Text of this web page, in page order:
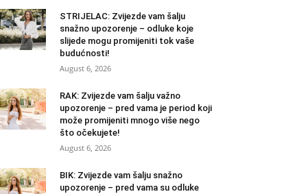
STRIJELAC: Zvijezde vam šalju
snažno upozorenje – odluke koje
slijede mogu promijeniti tok vaše
budućnosti!
August 6, 2026
RAK: Zvijezde vam šalju važno
upozorenje – pred vama je period koji
može promijeniti mnogo više nego
što očekujete!
August 6, 2026
BIK: Zvijezde vam šalju snažno
upozorenje – pred vama su odluke